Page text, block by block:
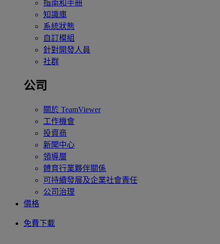
指南和手冊
知識庫
系統狀態
自訂模組
針對開發人員
社群
公司
關於 TeamViewer
工作機會
投資商
新聞中心
領導層
體育行業夥伴關係
可持續發展及企業社會責任
公司治理
價格
免費下載